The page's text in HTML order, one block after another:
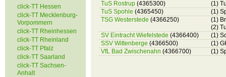
click-TT Hessen
click-TT Mecklenburg-
Vorpommern
click-TT Rheinhessen
click-TT Rheinland
click-TT Pfalz
click-TT Saarland
click-TT Sachsen-
Anhalt
TuS Rostrup (4365300)
(1)
TuS Spohle (4365450)
(1)
TSG Westerstede (4366250)
(1)
(2)
SV Eintracht Wiefelstede (4366400)
(1)
SSV Wittenberge (4366500)
(1)
VfL Bad Zwischenahn (4366700) (1)